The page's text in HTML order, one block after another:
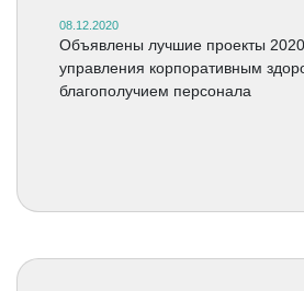
08.12.2020
Объявлены лучшие проекты 2020
управления корпоративным
благополучием персонала